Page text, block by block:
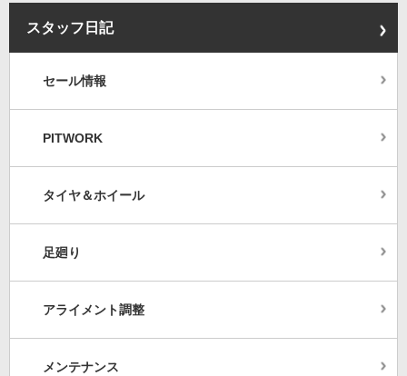
スタッフ日記
セール情報
PITWORK
タイヤ＆ホイール
足廻り
アライメント調整
メンテナンス